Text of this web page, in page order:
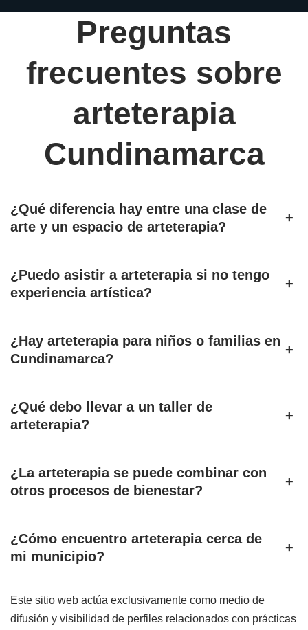
Preguntas
frecuentes sobre
arteterapia
Cundinamarca
¿Qué diferencia hay entre una clase de
arte y un espacio de arteterapia?
+
¿Puedo asistir a arteterapia si no tengo
experiencia artística?
+
¿Hay arteterapia para niños o familias en
Cundinamarca?
+
¿Qué debo llevar a un taller de
arteterapia?
+
¿La arteterapia se puede combinar con
otros procesos de bienestar?
+
¿Cómo encuentro arteterapia cerca de
mi municipio?
+
Este sitio web actúa exclusivamente como medio de
difusión y visibilidad de perfiles relacionados con prácticas